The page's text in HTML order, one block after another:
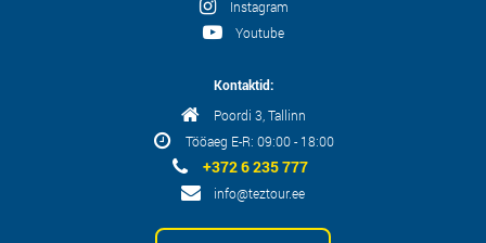
Instagram
Youtube
Kontaktid:
Poordi 3, Tallinn
Tööaeg E-R: 09:00 - 18:00
+372 6 235 777
info@teztour.ee